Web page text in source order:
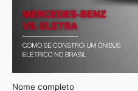
Nome completo